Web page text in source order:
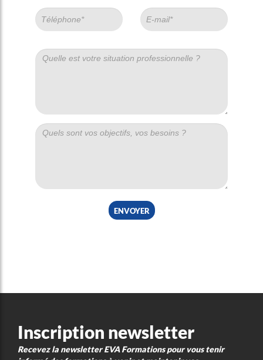
envoyer
Inscription newsletter
Recevez la newsletter EVA Formations pour vous tenir